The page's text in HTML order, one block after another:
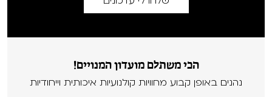
הכי משתלם מועדון המנויים!
נהנים באופן קבוע מחוויות קולנועיות איכותית וייחודיות